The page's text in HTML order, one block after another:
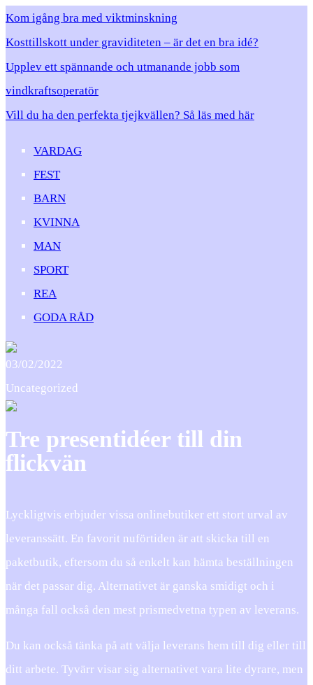
Kom igång bra med viktminskning
Kosttillskott under graviditeten – är det en bra idé?
Upplev ett spännande och utmanande jobb som
vindkraftsoperatör
Vill du ha den perfekta tjejkvällen? Så läs med här
VARDAG
FEST
BARN
KVINNA
MAN
SPORT
REA
GODA RÅD
03/02/2022
Uncategorized
Tre presentidéer till din
flickvän
Lyckligtvis erbjuder vissa onlinebutiker ett stort urval av
leveranssätt. En favorit nuförtiden är att skicka till en
paketbutik, eftersom du så enkelt kan hämta beställningen
när det passar dig. Alternativet är ganska smidigt och i
många fall också den mest prismedvetna typen av leverans.
Du kan också tänka på att välja leverans hem till dig eller till
ditt arbete. Tyvärr visar sig alternativet vara lite dyrare, men